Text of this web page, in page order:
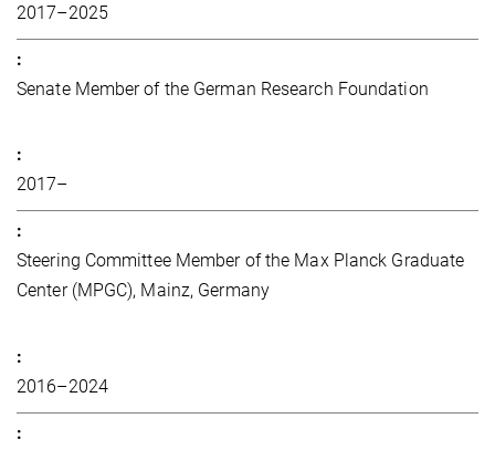
2017–2025
Senate Member of the German Research Foundation
2017–
Steering Committee Member of the Max Planck Graduate
Center (MPGC), Mainz, Germany
2016–2024